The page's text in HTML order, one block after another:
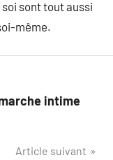
sont tout aussi
même.
intime
Article suivant